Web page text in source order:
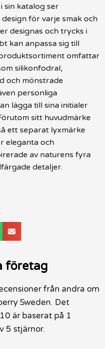
sin katalog ser
för varje smak och
designas och trycks i
kan anpassa sig till
omfattar
silikonfodral,
och mönstrade
personliga
lägga till sina initialer
sitt huvudmärke
ett separat lyxmärke
eleganta och
av naturens fyra
detaljer.
företag
från andra om
Sweden. Det
är baserat på 1
5 stjärnor.